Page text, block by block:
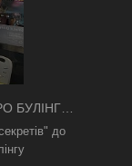
БУЛІНГ
до